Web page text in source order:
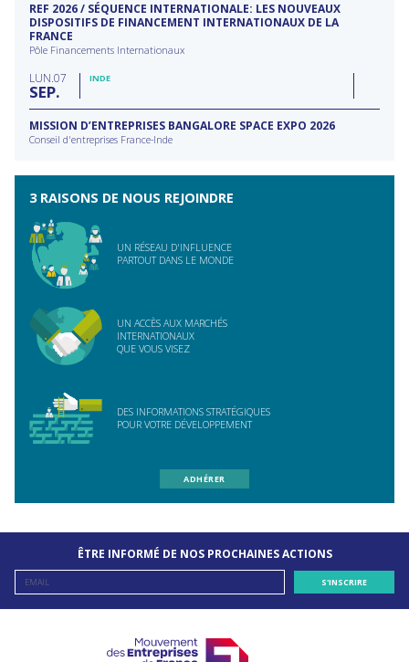
REF 2026 / SÉQUENCE INTERNATIONALE: LES NOUVEAUX
DISPOSITIFS DE FINANCEMENT INTERNATIONAUX DE LA
FRANCE
Pôle Financements Internationaux
LUN 07
SEP
INDE
MISSION D’ENTREPRISES BANGALORE SPACE EXPO 2026
Conseil d'entreprises France-Inde
3 RAISONS DE NOUS REJOINDRE
UN RÉSEAU D'INFLUENCE
PARTOUT DANS LE MONDE
UN ACCÈS AUX MARCHÉS
INTERNATIONAUX
QUE VOUS VISEZ
DES INFORMATIONS STRATÉGIQUES
POUR VOTRE DÉVELOPPEMENT
ADHÉRER
ÊTRE INFORMÉ DE NOS PROCHAINES ACTIONS